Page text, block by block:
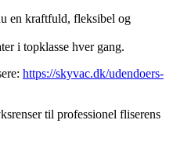
en kraftfuld, fleksibel og
i topklasse hver gang.
https://skyvac.dk/udendoers-
til professionel fliserens